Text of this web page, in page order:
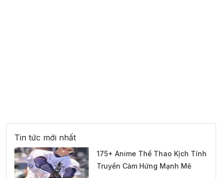
Tin tức mới nhất
175+ Anime Thể Thao Kịch Tính
Truyền Cảm Hứng Mạnh Mẽ